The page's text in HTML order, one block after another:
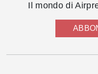
Il mondo di